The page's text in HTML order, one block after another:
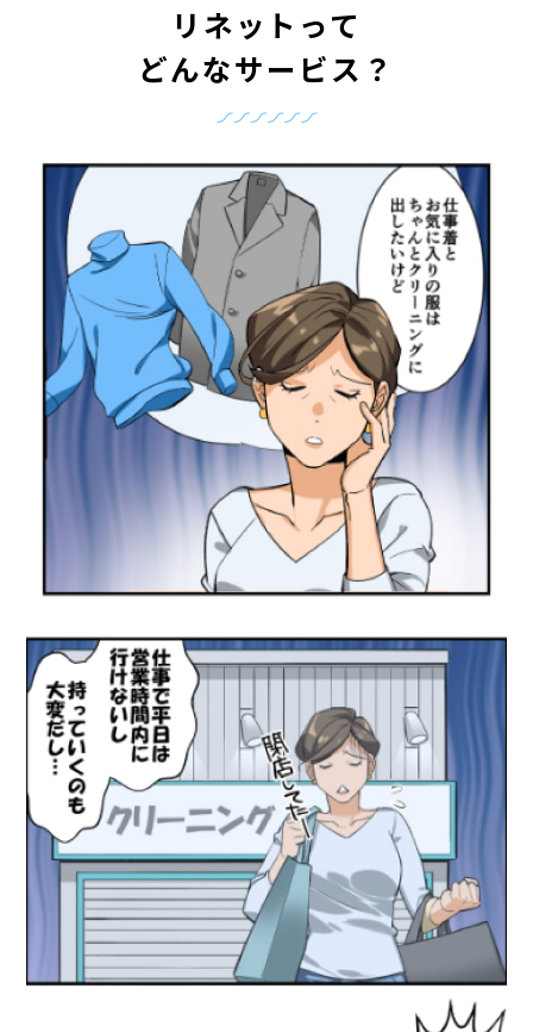
リネットって
どんなサービス？